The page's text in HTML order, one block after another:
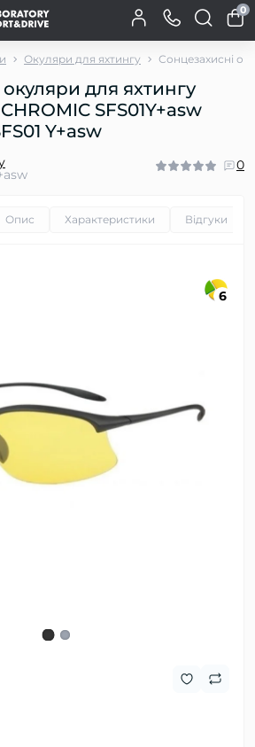
0
Окуляри для яхтингу Сонцезахисні
для яхтингу
SFS01Y+asw
Y+asw
0
Опис Характеристики Відгуки
6